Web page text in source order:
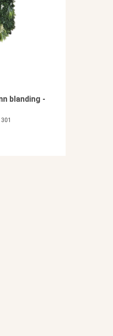
blanding -